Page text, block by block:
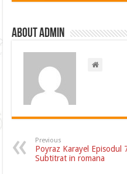
About admin
Previous
Poyraz Karayel Episodul
Subtitrat in romana